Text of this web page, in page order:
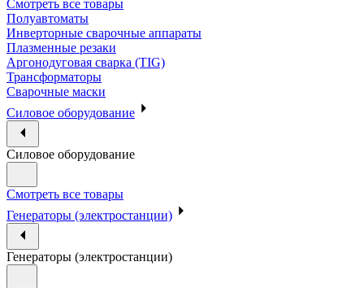
Смотреть все товары
Полуавтоматы
Инверторные сварочные аппараты
Плазменные резаки
Аргонодуговая сварка (TIG)
Трансформаторы
Сварочные маски
Силовое оборудование
Силовое оборудование
Смотреть все товары
Генераторы (электростанции)
Генераторы (электростанции)